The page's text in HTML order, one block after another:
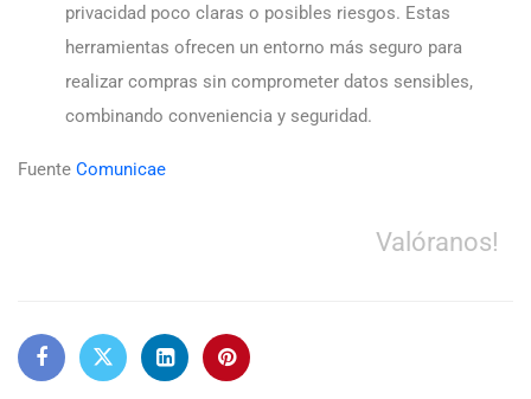
privacidad poco claras o posibles riesgos. Estas
herramientas ofrecen un entorno más seguro para
realizar compras sin comprometer datos sensibles,
combinando conveniencia y seguridad.
Fuente Comunicae
Valóranos!